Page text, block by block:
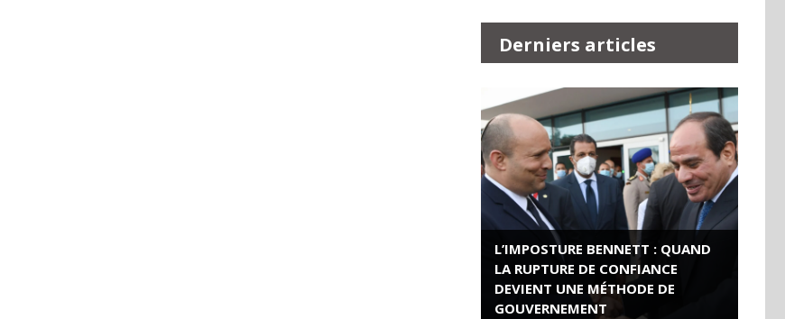
Derniers articles
L’IMPOSTURE BENNETT : QUAND
LA RUPTURE DE CONFIANCE
DEVIENT UNE MÉTHODE DE
GOUVERNEMENT